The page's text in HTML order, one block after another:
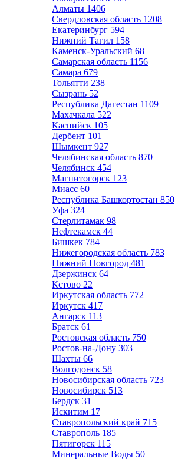
Алматы 1406
Свердловская область 1208
Екатеринбург 594
Нижний Тагил 158
Каменск-Уральский 68
Самарская область 1156
Самара 679
Тольятти 238
Сызрань 52
Республика Дагестан 1109
Махачкала 522
Каспийск 105
Дербент 101
Шымкент 927
Челябинская область 870
Челябинск 454
Магнитогорск 123
Миасс 60
Республика Башкортостан 850
Уфа 324
Стерлитамак 98
Нефтекамск 44
Бишкек 784
Нижегородская область 783
Нижний Новгород 481
Дзержинск 64
Кстово 22
Иркутская область 772
Иркутск 417
Ангарск 113
Братск 61
Ростовская область 750
Ростов-на-Дону 303
Шахты 66
Волгодонск 58
Новосибирская область 723
Новосибирск 513
Бердск 31
Искитим 17
Ставропольский край 715
Ставрополь 185
Пятигорск 115
Минеральные Воды 50